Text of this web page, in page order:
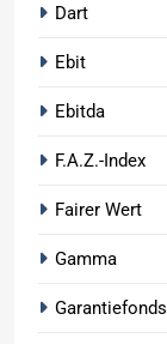
Dart
Ebit
Ebitda
F.A.Z.-Index
Fairer Wert
Gamma
Garantiefonds